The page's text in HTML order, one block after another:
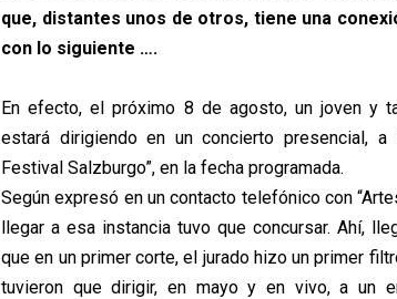
que, distantes unos de otros, tiene una
con lo siguiente ….
En efecto, el próximo 8 de agosto, un joven y
estará dirigiendo en un concierto presencial, a
Festival Salzburgo”, en la fecha programada.
Según expresó en un contacto telefónico con
llegar a esa instancia tuvo que concursar. Ahí,
que en un primer corte, el jurado hizo un primer
tuvieron que dirigir, en mayo y en vivo, a un